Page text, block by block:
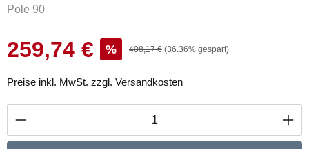
Verkaufspreis:
259,74 € % Regulärer Preis:
408,17 € (36.36% gespart)
Preise inkl. MwSt. zzgl. Versandkosten
Produkt Anzahl: Gib den gewünschten